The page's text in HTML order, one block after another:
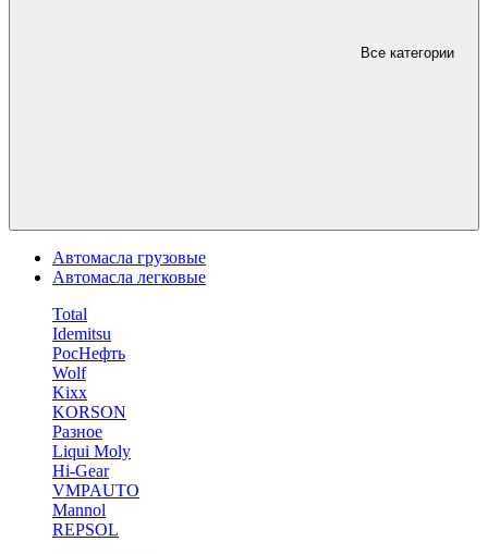
Все категории
Автомасла грузовые
Автомасла легковые
Total
Idemitsu
РосНефть
Wolf
Kixx
KORSON
Разное
Liqui Moly
Hi-Gear
VMPAUTO
Mannol
REPSOL